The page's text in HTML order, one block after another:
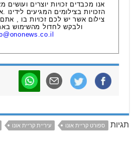
אנו מכבדים זכויות יוצרים
הזכויות בצילומים המגיעים לידינו
צילום אשר יש לכם זכויות בו ,
ולבקש לחדול מהשימוש
תגיות ספורט קריית אונו עיריית קריית אונו